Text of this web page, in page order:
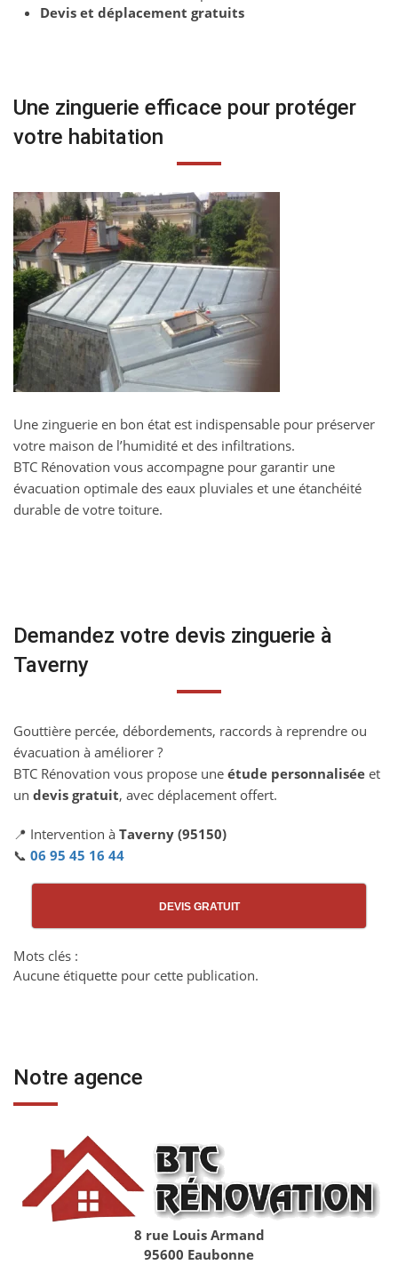
Devis et déplacement gratuits
Une zinguerie efficace pour protéger
votre habitation
Une zinguerie en bon état est indispensable pour préserver
votre maison de l’humidité et des infiltrations.
BTC Rénovation vous accompagne pour garantir une
évacuation optimale des eaux pluviales et une étanchéité
durable de votre toiture.
Demandez votre devis zinguerie à
Taverny
Gouttière percée, débordements, raccords à reprendre ou
évacuation à améliorer ?
BTC Rénovation vous propose une étude personnalisée et
un devis gratuit, avec déplacement offert.
📍 Intervention à Taverny (95150)
📞 06 95 45 16 44
DEVIS GRATUIT
Mots clés :
Aucune étiquette pour cette publication.
Notre agence
8 rue Louis Armand
95600 Eaubonne